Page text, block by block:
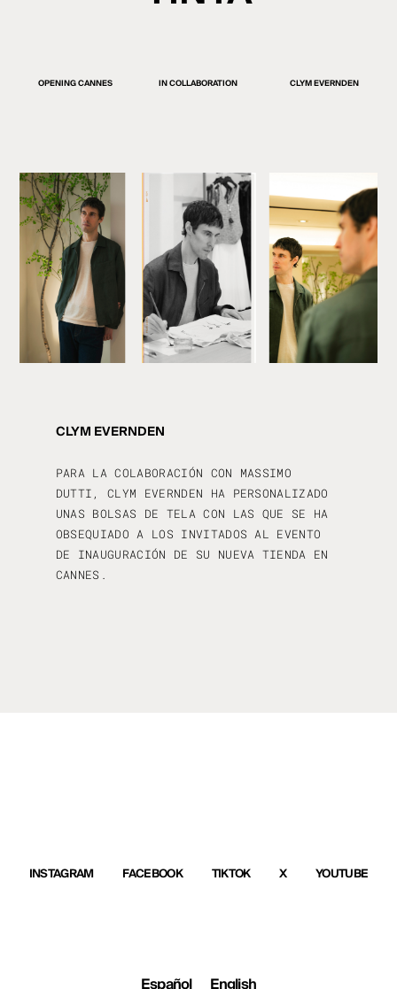
OPENING CANNES IN COLLABORATION CLYM EVERNDEN
CLYM EVERNDEN
PARA LA COLABORACIÓN CON MASSIMO
DUTTI, CLYM EVERNDEN HA PERSONALIZADO
UNAS BOLSAS DE TELA CON LAS QUE SE HA
OBSEQUIADO A LOS INVITADOS AL EVENTO
DE INAUGURACIÓN DE SU NUEVA TIENDA EN
CANNES.
INSTAGRAM FACEBOOK TIKTOK X YOUTUBE